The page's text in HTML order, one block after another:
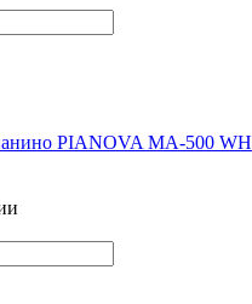
PIANOVA MA-500 WH